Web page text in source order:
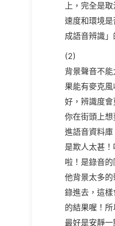
上，完全是
速度和環境
成語音辨識」
(2)
背景聲音不
果能有麥克
好，辨識度
你在街頭上
進語音資料
是欺人太甚
啦！是錄音
他背景太多
錄進去，這
的結果喔！所
最好是安靜一